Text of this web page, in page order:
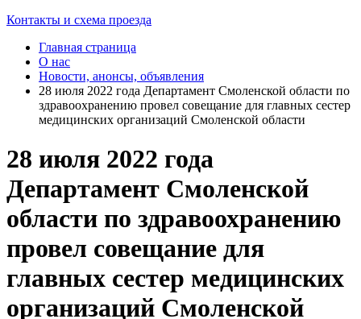
Контакты и схема проезда
Главная страница
О нас
Новости, анонсы, объявления
28 июля 2022 года Департамент Смоленской области по
здравоохранению провел совещание для главных сестер
медицинских организаций Смоленской области
28 июля 2022 года
Департамент Смоленской
области по здравоохранению
провел совещание для
главных сестер медицинских
организаций Смоленской